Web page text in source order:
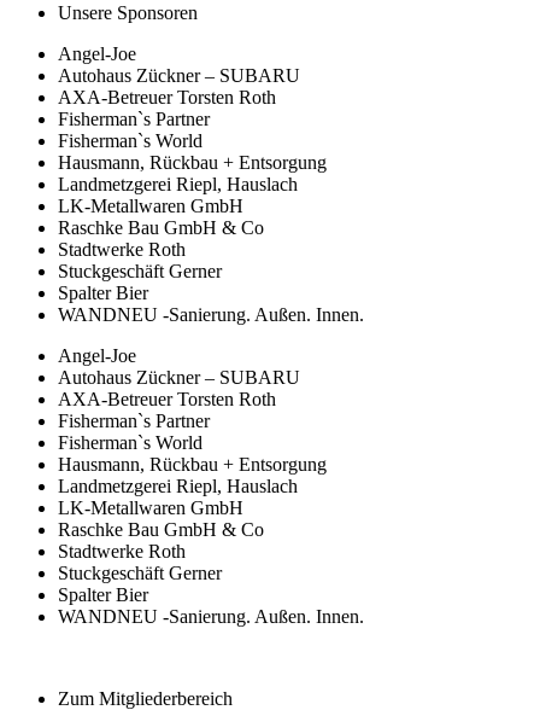
Unsere Sponsoren
Angel-Joe
Autohaus Zückner – SUBARU
AXA-Betreuer Torsten Roth
Fisherman`s Partner
Fisherman`s World
Hausmann, Rückbau + Entsorgung
Landmetzgerei Riepl, Hauslach
LK-Metallwaren GmbH
Raschke Bau GmbH & Co
Stadtwerke Roth
Stuckgeschäft Gerner
Spalter Bier
WANDNEU -Sanierung. Außen. Innen.
Angel-Joe
Autohaus Zückner – SUBARU
AXA-Betreuer Torsten Roth
Fisherman`s Partner
Fisherman`s World
Hausmann, Rückbau + Entsorgung
Landmetzgerei Riepl, Hauslach
LK-Metallwaren GmbH
Raschke Bau GmbH & Co
Stadtwerke Roth
Stuckgeschäft Gerner
Spalter Bier
WANDNEU -Sanierung. Außen. Innen.
Zum Mitgliederbereich